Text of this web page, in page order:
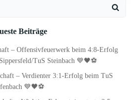
Beiträge
– Offensivfeuerwerk beim 4:8-Erfolg
TuS Steinbach 💙🖤⚽
– Verdienter 3:1-Erfolg beim TuS
💙🖤⚽